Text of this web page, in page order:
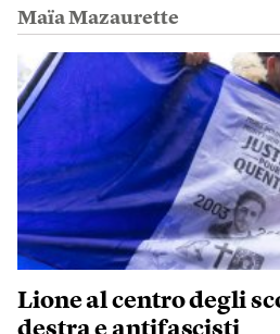
Maïa Mazaurette
Lione al centro degli